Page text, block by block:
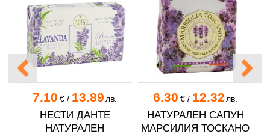
7.10 €/ 13.89 лв.
НЕСТИ ДАНТЕ
НАТУРАЛЕН
6.30 €/ 12.32 лв.
НАТУРАЛЕН САПУН
МАРСИЛИЯ ТОСКАНО